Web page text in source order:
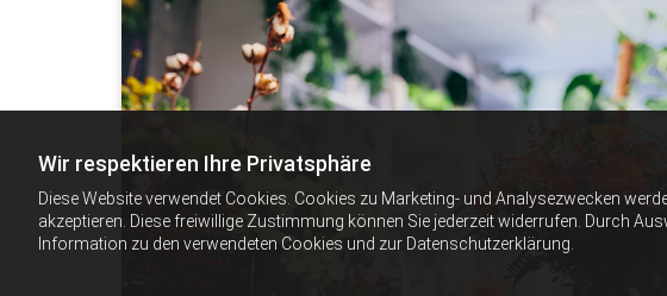
Wir respektieren Ihre Privatsphäre
Diese Website verwendet Cookies. Cookies zu Marketing- und Analysezwecken
akzeptieren. Diese freiwillige Zustimmung können Sie jederzeit widerrufen. Durch
Information zu den verwendeten Cookies und zur Datenschutzerklärung.